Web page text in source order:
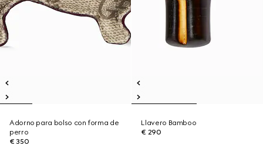
Adorno para bolso con forma de
perro
€ 350
Llavero Bamboo
€ 290